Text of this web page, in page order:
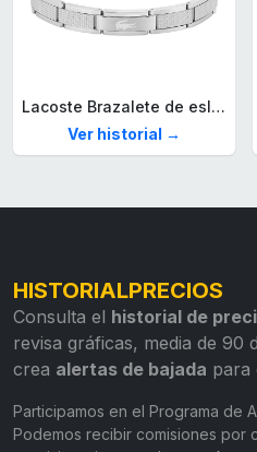
Lacoste Brazalete de eslabón para Hombre Colección STENCIL de Acero inoxidable
Ver historial →
HISTORIALPRECIOS
Consulta el historial de
revisa gráficas, media de 90
crea alertas de bajada para
Participamos en el Programa de
Podemos recibir comisiones por